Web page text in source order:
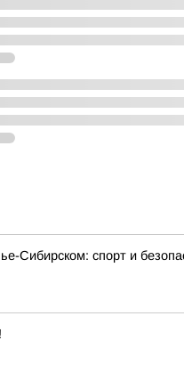
Сибирском: спорт и